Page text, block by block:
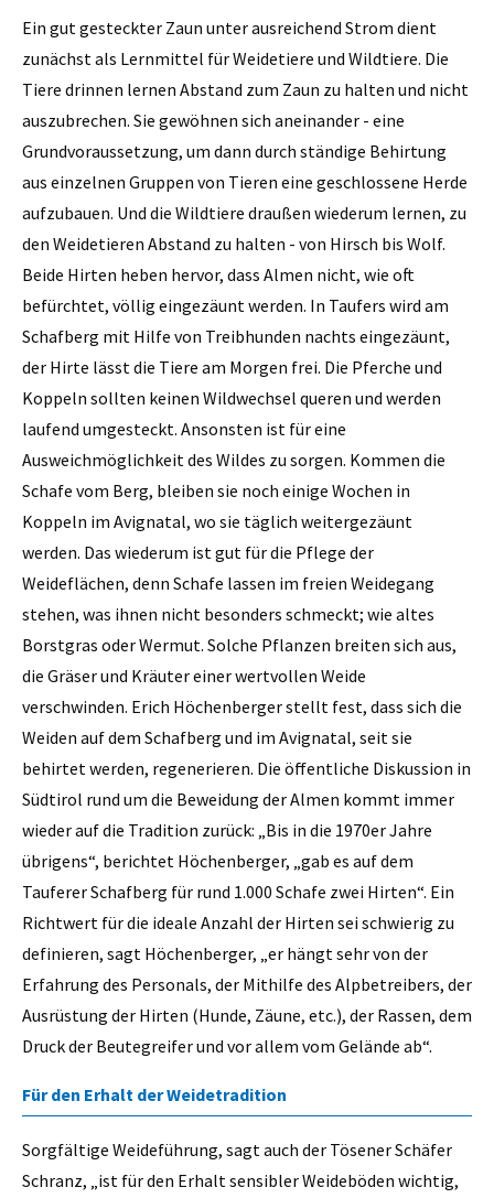
Ein gut gesteckter Zaun unter ausreichend Strom dient
zunächst als Lernmittel für Weidetiere und Wildtiere. Die
Tiere drinnen lernen Abstand zum Zaun zu halten und nicht
auszubrechen. Sie gewöhnen sich aneinander - eine
Grundvoraussetzung, um dann durch ständige Behirtung
aus einzelnen Gruppen von Tieren eine geschlossene Herde
aufzubauen. Und die Wildtiere draußen wiederum lernen, zu
den Weidetieren Abstand zu halten - von Hirsch bis Wolf.
Beide Hirten heben hervor, dass Almen nicht, wie oft
befürchtet, völlig eingezäunt werden. In Taufers wird am
Schafberg mit Hilfe von Treibhunden nachts eingezäunt,
der Hirte lässt die Tiere am Morgen frei. Die Pferche und
Koppeln sollten keinen Wildwechsel queren und werden
laufend umgesteckt. Ansonsten ist für eine
Ausweichmöglichkeit des Wildes zu sorgen. Kommen die
Schafe vom Berg, bleiben sie noch einige Wochen in
Koppeln im Avignatal, wo sie täglich weitergezäunt
werden. Das wiederum ist gut für die Pflege der
Weideflächen, denn Schafe lassen im freien Weidegang
stehen, was ihnen nicht besonders schmeckt; wie altes
Borstgras oder Wermut. Solche Pflanzen breiten sich aus,
die Gräser und Kräuter einer wertvollen Weide
verschwinden. Erich Höchenberger stellt fest, dass sich die
Weiden auf dem Schafberg und im Avignatal, seit sie
behirtet werden, regenerieren. Die öffentliche Diskussion in
Südtirol rund um die Beweidung der Almen kommt immer
wieder auf die Tradition zurück: „Bis in die 1970er Jahre
übrigens“, berichtet Höchenberger, „gab es auf dem
Tauferer Schafberg für rund 1.000 Schafe zwei Hirten“. Ein
Richtwert für die ideale Anzahl der Hirten sei schwierig zu
definieren, sagt Höchenberger, „er hängt sehr von der
Erfahrung des Personals, der Mithilfe des Alpbetreibers, der
Ausrüstung der Hirten (Hunde, Zäune, etc.), der Rassen, dem
Druck der Beutegreifer und vor allem vom Gelände ab“.
Für den Erhalt der Weidetradition
Sorgfältige Weideführung, sagt auch der Tösener Schäfer
Schranz, „ist für den Erhalt sensibler Weideböden wichtig,